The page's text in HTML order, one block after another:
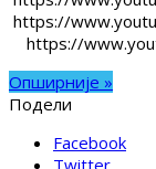
https://
https://
Опширније »
Подели
Facebook